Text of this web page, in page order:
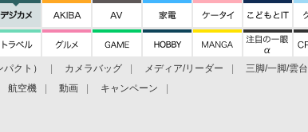
クト） カメラバッグ メディア/リーダー 三脚/一脚/雲台
航空機 動画 キャンペーン